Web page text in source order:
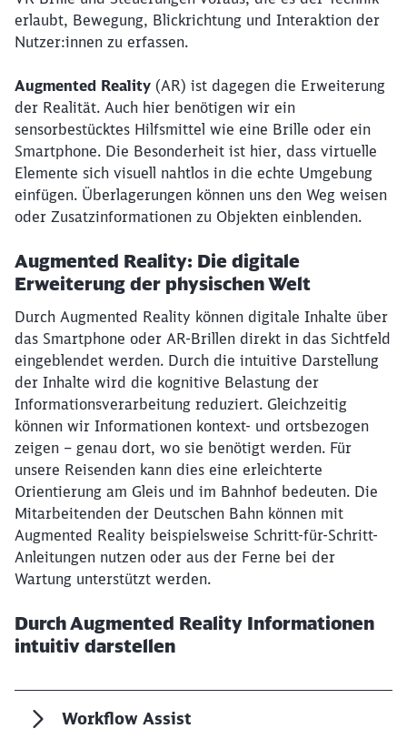
erlaubt, Bewegung, Blickrichtung und Interaktion der
Nutzer:innen zu erfassen.
Augmented Reality (AR) ist dagegen die Erweiterung
der Realität. Auch hier benötigen wir ein
sensorbestücktes Hilfsmittel wie eine Brille oder ein
Smartphone. Die Besonderheit ist hier, dass virtuelle
Elemente sich visuell nahtlos in die echte Umgebung
einfügen. Überlagerungen können uns den Weg weisen
oder Zusatzinformationen zu Objekten einblenden.
Augmented Reality: Die digitale
Erweiterung der physischen Welt
Durch Augmented Reality können digitale Inhalte über
das Smartphone oder AR-Brillen direkt in das Sichtfeld
eingeblendet werden. Durch die intuitive Darstellung
der Inhalte wird die kognitive Belastung der
Informationsverarbeitung reduziert. Gleichzeitig
können wir Informationen kontext- und ortsbezogen
zeigen – genau dort, wo sie benötigt werden. Für
unsere Reisenden kann dies eine erleichterte
Orientierung am Gleis und im Bahnhof bedeuten. Die
Mitarbeitenden der Deutschen Bahn können mit
Augmented Reality beispielsweise Schritt-für-Schritt-
Anleitungen nutzen oder aus der Ferne bei der
Wartung unterstützt werden.
Durch Augmented Reality Informationen
intuitiv darstellen
Workflow Assist
Schließen
weitergeleitet